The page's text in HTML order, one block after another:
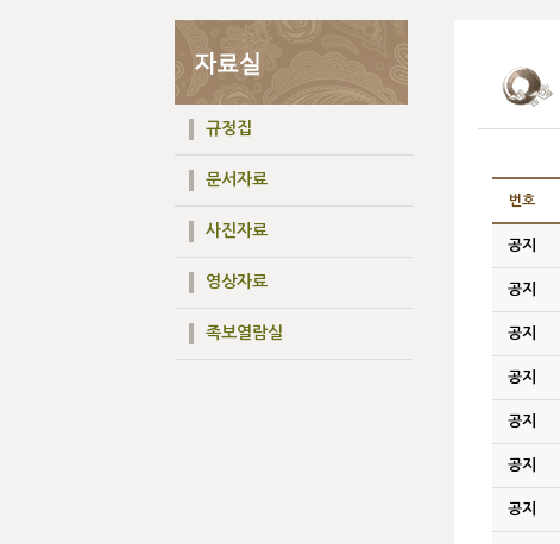
규정집
문서자료
사진자료
영상자료
족보열람실
번호
공지
공지
공지
공지
공지
공지
공지